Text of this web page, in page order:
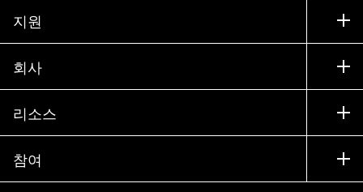
구입 방법
세일즈 팀 연락처
파트너 찾기
경영진 브리핑
제품 소개
지원
지원
교육
설명서
커뮤니티
회사
회사
파트너
채용
리소스
뉴스룸
이벤트
참여